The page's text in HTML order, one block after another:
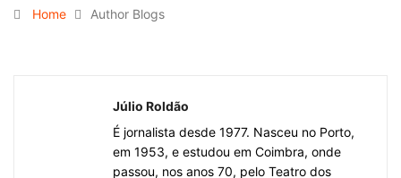
Home Author Blogs
Júlio Roldão
É jornalista desde 1977. Nasceu no Porto,
em 1953, e estudou em Coimbra, onde
passou, nos anos 70, pelo Teatro dos